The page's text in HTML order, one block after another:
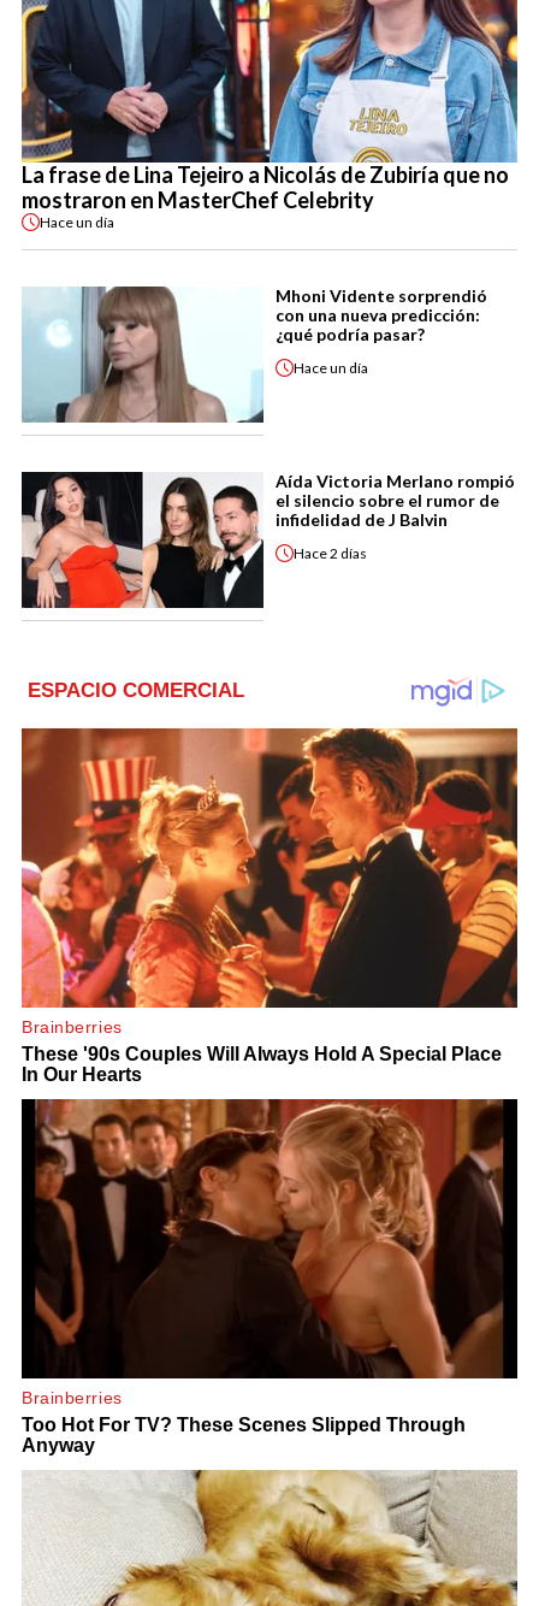
La frase de Lina Tejeiro a Nicolás de Zubiría que no
mostraron en MasterChef Celebrity
Haceun día
Mhoni Vidente sorprendió
con una nueva predicción:
¿qué podría pasar?
Haceun día
Aída Victoria Merlano rompió
el silencio sobre el rumor de
infidelidad de J Balvin
Hace2 días